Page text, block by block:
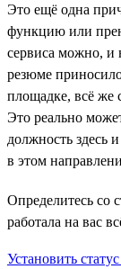
Это ещё одна
функцию или
сервиса можно, и
резюме
площадке, всё же
Это реально
должность здесь
в этом
Определитесь со
работала на вас
Установить